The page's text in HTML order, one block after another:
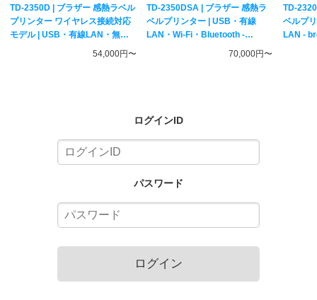
TD-2350D | ブラザー 感熱ラベル
プリンター ワイヤレス接続対応
モデル | USB・有線LAN・無線
LAN・Bluetooth接続 食品ラベ
54,000円〜
TD-2350DSA | ブラザー 感熱ラ
ベルプリンター | USB・有線
LAN・Wi-Fi・Bluetooth -
brother 純正 食品ラベル印刷 サ
70,000円〜
TD-
ベルプ
LAN -
ログインID
パスワード
ログイン